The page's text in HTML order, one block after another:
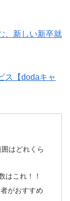
、新しい新卒就
ス【dodaキャ
はどれくら
はこれ！！
がおすすめ